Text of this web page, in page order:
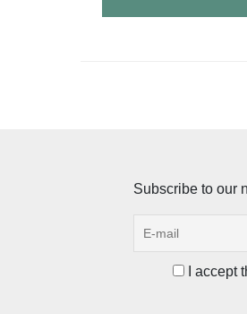
Subscribe to our
I accept